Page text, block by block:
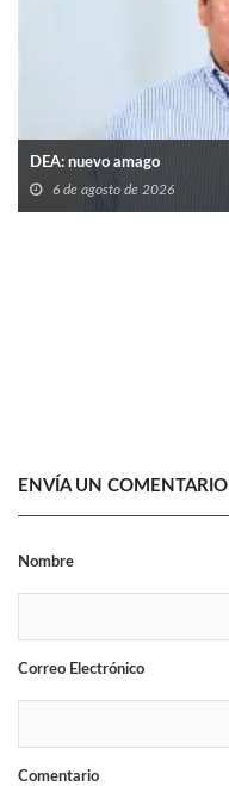
DEA: nuevo amago
6 de agosto de 2026
ENVÍA UN COMENTARIO
Nombre
Correo Electrónico
Comentario